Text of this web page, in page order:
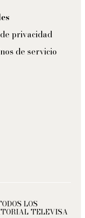
privacidad
de servicio
LOS
TELEVISA